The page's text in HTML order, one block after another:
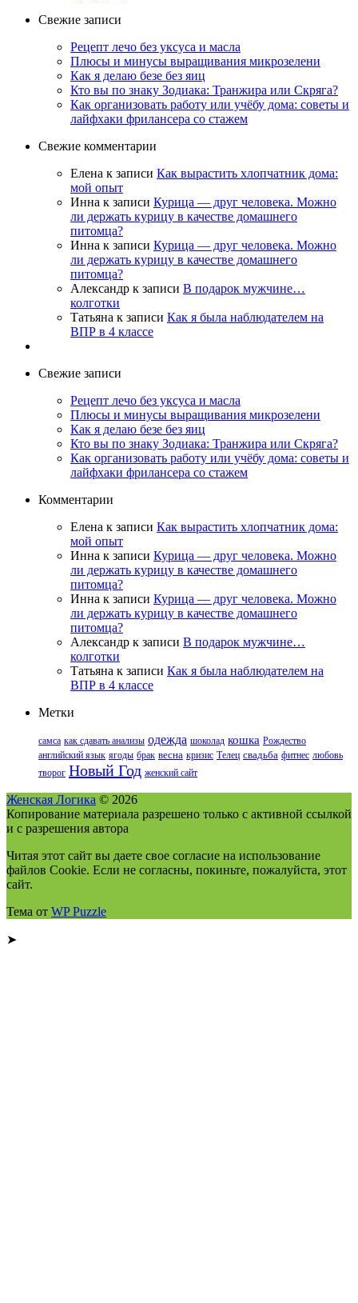
Свежие записи
Рецепт лечо без уксуса и масла
Плюсы и минусы выращивания микрозелени
Как я делаю безе без яиц
Кто вы по знаку Зодиака: Транжира или Скряга?
Как организовать работу или учёбу дома: советы и
лайфхаки фрилансера со стажем
Свежие комментарии
Елена к записи Как вырастить хлопчатник дома:
мой опыт
Инна к записи Курица — друг человека. Можно
ли держать курицу в качестве домашнего
питомца?
Инна к записи Курица — друг человека. Можно
ли держать курицу в качестве домашнего
питомца?
Александр к записи В подарок мужчине…
колготки
Татьяна к записи Как я была наблюдателем на
ВПР в 4 классе
Свежие записи
Рецепт лечо без уксуса и масла
Плюсы и минусы выращивания микрозелени
Как я делаю безе без яиц
Кто вы по знаку Зодиака: Транжира или Скряга?
Как организовать работу или учёбу дома: советы и
лайфхаки фрилансера со стажем
Комментарии
Елена к записи Как вырастить хлопчатник дома:
мой опыт
Инна к записи Курица — друг человека. Можно
ли держать курицу в качестве домашнего
питомца?
Инна к записи Курица — друг человека. Можно
ли держать курицу в качестве домашнего
питомца?
Александр к записи В подарок мужчине…
колготки
Татьяна к записи Как я была наблюдателем на
ВПР в 4 классе
Метки
самса как сдавать анализы одежда шоколад кошка Рождество
английский язык ягоды брак весна кризис Телец свадьба фитнес любовь
творог Новый Год женский сайт
Женская Логика © 2026
Копирование материала разрешено только с активной ссылкой
и с разрешения автора
Читая этот сайт вы даете свое согласие на использование
файлов Cookie. Если не согласны, покиньте, пожалуйста, этот
сайт.
Тема от WP Puzzle
➤